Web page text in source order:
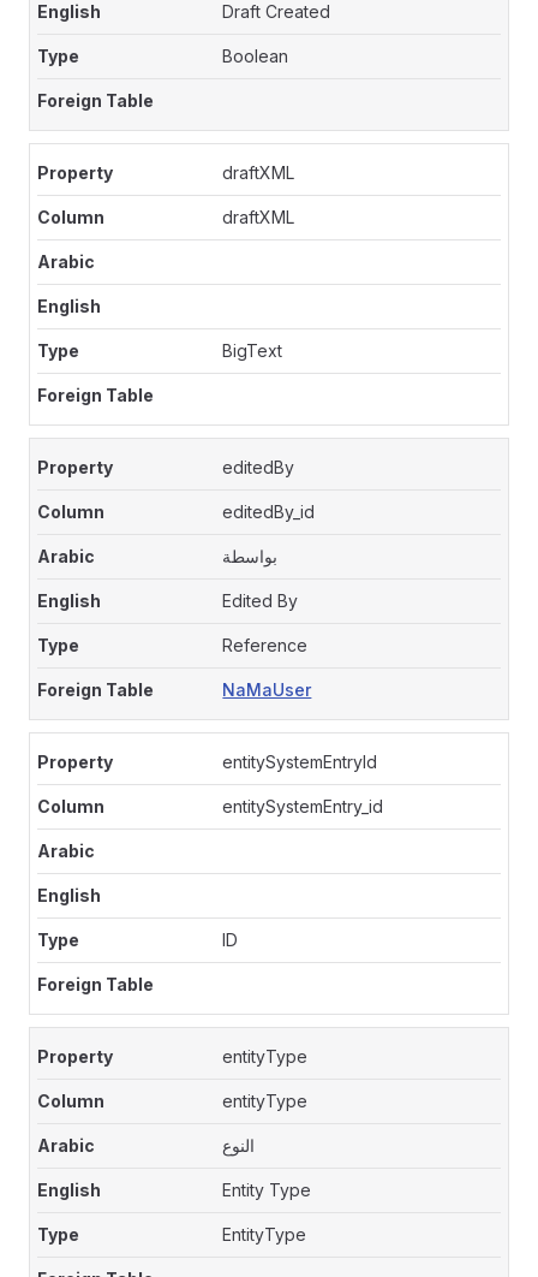
Draft Created
Boolean
draftXML
draftXML
BigText
editedBy
editedBy_id
بواسطة
Edited By
Reference
NaMaUser
entitySystemEntryId
entitySystemEntry_id
ID
entityType
entityType
النوع
Entity Type
EntityType